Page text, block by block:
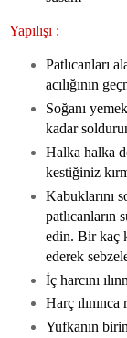
Yapılışı :
Patlıcanları
acılığının
Soğanı
kadar
Halka halka
kestiğiniz
Kabuklarını
patlıcanların
edin. Bir kaç
ederek
İç harcını
Harç
Yufkanın